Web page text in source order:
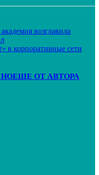
возглавила
в корпоративные сети
ЕЩЕ ОТ АВТОРА